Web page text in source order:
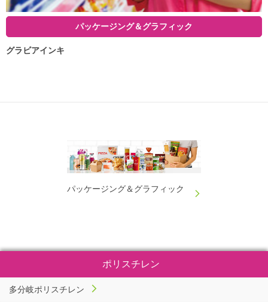
パッケージング＆グラフィック
グラビアインキ
パッケージング＆グラフィック
ポリスチレン
多分岐ポリスチレン